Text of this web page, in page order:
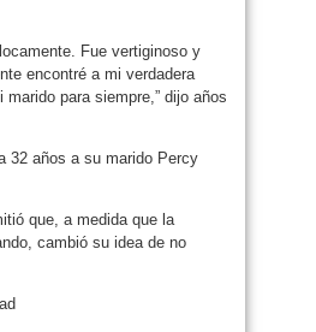
Fue vertiginoso y
encontré a mi verdadera
para siempre,” dijo años
32 años a su marido Percy
que, a medida que la
cambió su idea de no